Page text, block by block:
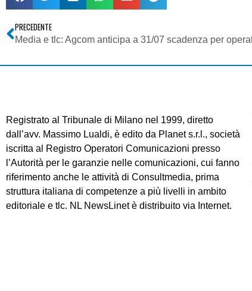
PRECEDENTE
Registrato al Tribunale di Milano nel 1999, diretto
dall’avv. Massimo Lualdi, è edito da Planet s.r.l., società
iscritta al Registro Operatori Comunicazioni presso
l’Autorità per le garanzie nelle comunicazioni, cui fanno
riferimento anche le attività di Consultmedia, prima
struttura italiana di competenze a più livelli in ambito
editoriale e tlc. NL NewsLinet è distribuito via Internet.